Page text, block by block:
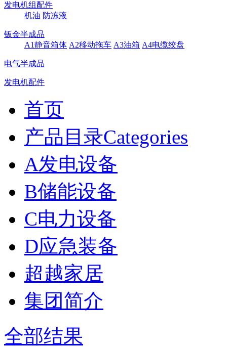
发电机组配件
机油 防冻液
钣金半成品
A1静音箱体 A2移动拖车 A3油箱 A4电缆绞盘
电气半成品
发电机配件
首页
产品目录Categories
A发电设备
B储能设备
C电力设备
D应急装备
超越家居
集团简介
全部结果